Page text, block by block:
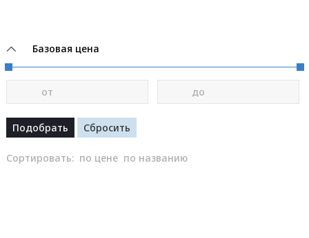
Базовая цена
от до
Сортировать: по цене по названию